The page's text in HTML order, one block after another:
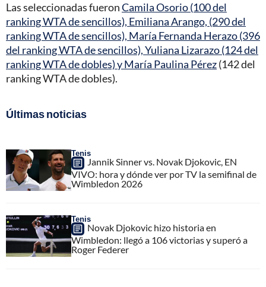
Las seleccionadas fueronCamila Osorio (100 del
ranking WTA de sencillos), Emiliana Arango, (290 del
ranking WTA de sencillos), María Fernanda Herazo (396
del ranking WTA de sencillos), Yuliana Lizarazo (124 del
ranking WTA de dobles) y María Paulina Pérez(142 del
ranking WTA de dobles).
Últimas noticias
Tenis
Jannik Sinner vs. Novak Djokovic, EN
VIVO: hora y dónde ver por TV la semifinal de
Wimbledon 2026
Tenis
Novak Djokovic hizo historia en
Wimbledon: llegó a 106 victorias y superó a
Roger Federer